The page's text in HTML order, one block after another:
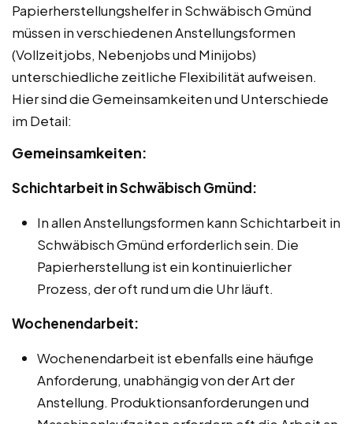
Papierherstellungshelfer in Schwäbisch Gmünd
müssen in verschiedenen Anstellungsformen
(Vollzeitjobs, Nebenjobs und Minijobs)
unterschiedliche zeitliche Flexibilität aufweisen.
Hier sind die Gemeinsamkeiten und Unterschiede
im Detail:
Gemeinsamkeiten:
Schichtarbeit in Schwäbisch Gmünd:
In allen Anstellungsformen kann Schichtarbeit in
Schwäbisch Gmünd erforderlich sein. Die
Papierherstellung ist ein kontinuierlicher
Prozess, der oft rund um die Uhr läuft.
Wochenendarbeit:
Wochenendarbeit ist ebenfalls eine häufige
Anforderung, unabhängig von der Art der
Anstellung. Produktionsanforderungen und